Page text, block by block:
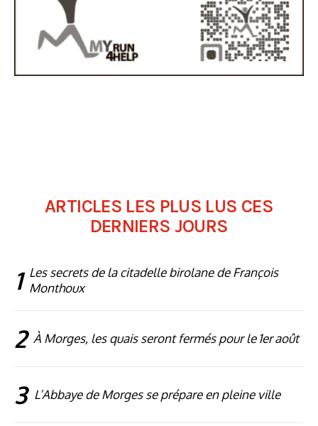
ARTICLES LES PLUS LUS CES
DERNIERS JOURS
1 Les secrets de la citadelle birolane de François
Monthoux
2 À Morges, les quais seront fermés pour le 1er août
3 L’Abbaye de Morges se prépare en pleine ville